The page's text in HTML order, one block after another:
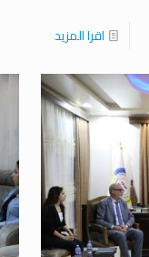
اقرا المزيد